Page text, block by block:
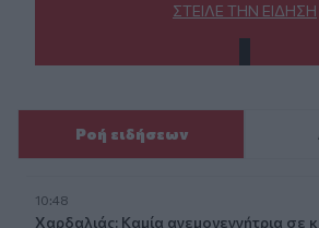
ΣΤΕΊΛΕ ΤΗΝ ΕΊΔΗΣΗ
Ροή ειδήσεων
10:48
Χαρδαλιάς: Καμία ανεμογεννήτρια σε